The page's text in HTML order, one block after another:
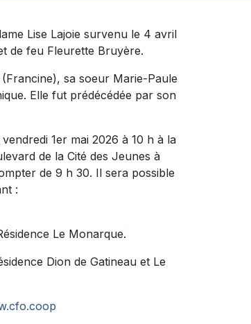
Lise Lajoie survenu le 4 avril
de feu Fleurette Bruyère.
sa soeur Marie-Paule
Elle fut prédécédée par son
1er mai 2026 à 10 h à la
de la Cité des Jeunes à
de 9 h 30. Il sera possible
:
Le Monarque.
Dion de Gatineau et Le